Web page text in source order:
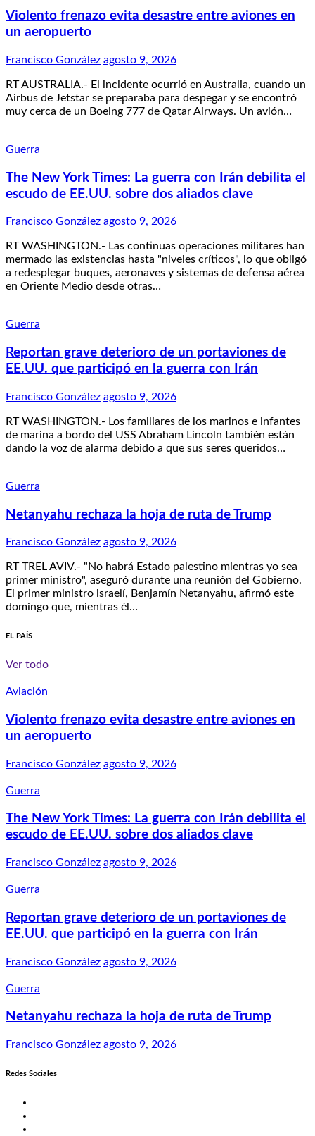
Violento frenazo evita desastre entre aviones en
un aeropuerto
Francisco González agosto 9, 2026
RT AUSTRALIA.- El incidente ocurrió en Australia, cuando un
Airbus de Jetstar se preparaba para despegar y se encontró
muy cerca de un Boeing 777 de Qatar Airways. Un avión…
Guerra
The New York Times: La guerra con Irán debilita el
escudo de EE.UU. sobre dos aliados clave
Francisco González agosto 9, 2026
RT WASHINGTON.- Las continuas operaciones militares han
mermado las existencias hasta "niveles críticos", lo que obligó
a redesplegar buques, aeronaves y sistemas de defensa aérea
en Oriente Medio desde otras…
Guerra
Reportan grave deterioro de un portaviones de
EE.UU. que participó en la guerra con Irán
Francisco González agosto 9, 2026
RT WASHINGTON.- Los familiares de los marinos e infantes
de marina a bordo del USS Abraham Lincoln también están
dando la voz de alarma debido a que sus seres queridos…
Guerra
Netanyahu rechaza la hoja de ruta de Trump
Francisco González agosto 9, 2026
RT TREL AVIV.- "No habrá Estado palestino mientras yo sea
primer ministro", aseguró durante una reunión del Gobierno.
El primer ministro israelí, Benjamín Netanyahu, afirmó este
domingo que, mientras él…
EL PAÍS
Ver todo
Aviación
Violento frenazo evita desastre entre aviones en
un aeropuerto
Francisco González agosto 9, 2026
Guerra
The New York Times: La guerra con Irán debilita el
escudo de EE.UU. sobre dos aliados clave
Francisco González agosto 9, 2026
Guerra
Reportan grave deterioro de un portaviones de
EE.UU. que participó en la guerra con Irán
Francisco González agosto 9, 2026
Guerra
Netanyahu rechaza la hoja de ruta de Trump
Francisco González agosto 9, 2026
Redes Sociales